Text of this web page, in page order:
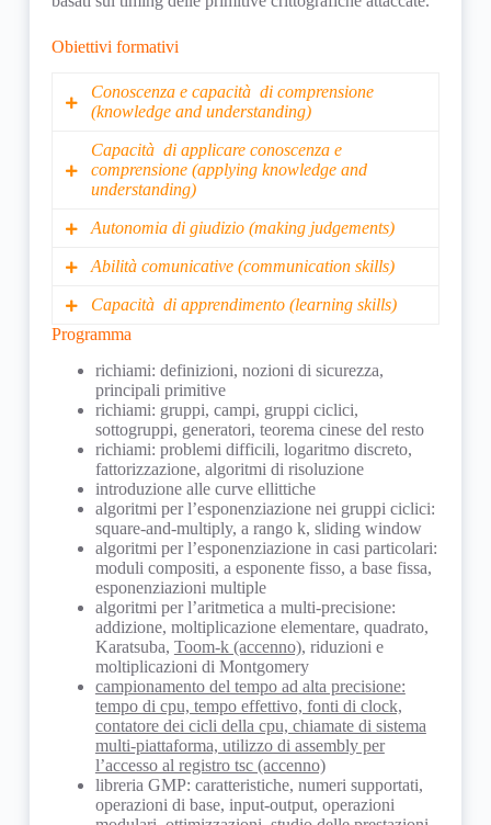
Obiettivi formativi
Conoscenza e capacità di comprensione
(knowledge and understanding)
Lo studente acquisirà un background tecnico
sugli strumenti informatici utili all’impiego di
strumenti spazieranno da soluzioni ad alto
pronte all’uso, a quelle a più basso livello con
schema crittografico preso dalla letteratura
Capacità di applicare conoscenza e
comprensione (applying knowledge and
understanding)
crittografiche applicate e lo studio di attacchi
capacità di comprendere il livello di sicurezza
ad evitare approcci non sicuri nella loro
implementazione.
Autonomia di giudizio (making judgements)
sicurezza standard, lo studente potrà valutare la
pertinenza tecnica in uno soluzione software
che lo includa.
Abilità comunicative (communication skills)
con terminologie e nozioni proprie della
Crittografia Moderna; ciò gli permetterà di
interfacciarsi correttamente sia con materiale
scientifico pertinente che di collaborare
proficuamente con esperti del settore.
Capacità di apprendimento (learning skills)
Il background sviluppato nel corso propedeutico
di Crittografia, corredato con le conoscenze
tecnico-pratiche di questo, permetterà allo
studente di approcciare
l’adozione/adattamento/sviluppo di uno schema
crittografico nell’ambito di un progetto software
più complesso; il tutto mantenendo un certo
grado di confidenza nel livello di sicurezza
generale così ottenuto.
Programma
richiami: definizioni, nozioni di sicurezza,
principali primitive
richiami: gruppi, campi, gruppi ciclici,
sottogruppi, generatori, teorema cinese del resto
richiami: problemi difficili, logaritmo discreto,
fattorizzazione, algoritmi di risoluzione
introduzione alle curve ellittiche
algoritmi per l’esponenziazione nei gruppi ciclici:
square-and-multiply, a rango k, sliding window
algoritmi per l’esponenziazione in casi particolari:
moduli compositi, a esponente fisso, a base fissa,
esponenziazioni multiple
algoritmi per l’aritmetica a multi-precisione:
addizione, moltiplicazione elementare, quadrato,
Karatsuba, Toom-k (accenno), riduzioni e
moltiplicazioni di Montgomery
campionamento del tempo ad alta precisione:
tempo di cpu, tempo effettivo, fonti di clock,
contatore dei cicli della cpu, chiamate di sistema
multi-piattaforma, utilizzo di assembly per
l’accesso al registro tsc (accenno)
libreria GMP: caratteristiche, numeri supportati,
operazioni di base, input-output, operazioni